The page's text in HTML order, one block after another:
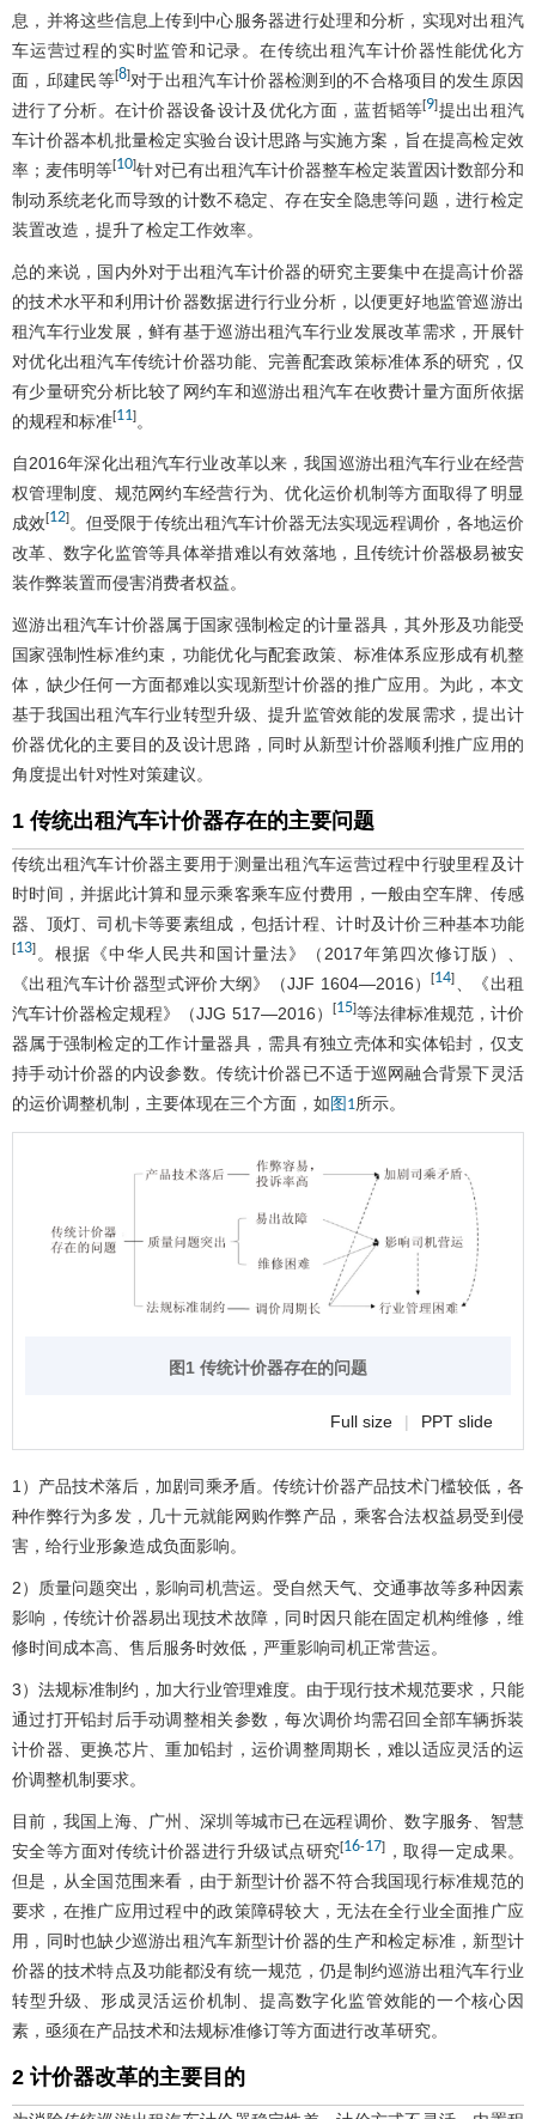
息，并将这些信息上传到中心服务器进行处理和分析，实现对出租汽
车运营过程的实时监管和记录。在传统出租汽车计价器性能优化方
面，邱建民等[8]对于出租汽车计价器检测到的不合格项目的发生原因
进行了分析。在计价器设备设计及优化方面，蓝哲韬等[9]提出出租汽
车计价器本机批量检定实验台设计思路与实施方案，旨在提高检定效
率；麦伟明等[10]针对已有出租汽车计价器整车检定装置因计数部分和
制动系统老化而导致的计数不稳定、存在安全隐患等问题，进行检定
装置改造，提升了检定工作效率。
总的来说，国内外对于出租汽车计价器的研究主要集中在提高计价器
的技术水平和利用计价器数据进行行业分析，以便更好地监管巡游出
租汽车行业发展，鲜有基于巡游出租汽车行业发展改革需求，开展针
对优化出租汽车传统计价器功能、完善配套政策标准体系的研究，仅
有少量研究分析比较了网约车和巡游出租汽车在收费计量方面所依据
的规程和标准[11] 。
自2016年深化出租汽车行业改革以来，我国巡游出租汽车行业在经营
权管理制度、规范网约车经营行为、优化运价机制等方面取得了明显
成效[12] 。但受限于传统出租汽车计价器无法实现远程调价，各地运价
改革、数字化监管等具体举措难以有效落地，且传统计价器极易被安
装作弊装置而侵害消费者权益。
巡游出租汽车计价器属于国家强制检定的计量器具，其外形及功能受
国家强制性标准约束，功能优化与配套政策、标准体系应形成有机整
体，缺少任何一方面都难以实现新型计价器的推广应用。为此，本文
基于我国出租汽车行业转型升级、提升监管效能的发展需求，提出计
价器优化的主要目的及设计思路，同时从新型计价器顺利推广应用的
角度提出针对性对策建议。
1 传统出租汽车计价器存在的主要问题
传统出租汽车计价器主要用于测量出租汽车运营过程中行驶里程及计
时时间，并据此计算和显示乘客乘车应付费用，一般由空车牌、传感
器、顶灯、司机卡等要素组成，包括计程、计时及计价三种基本功能
[13] 。根据《中华人民共和国计量法》（2017年第四次修订版）、
《出租汽车计价器型式评价大纲》（JJF 1604—2016）[14]
、《出租
汽车计价器检定规程》（JJG 517—2016）
[15]等法律标准规范，计价
器属于强制检定的工作计量器具，需具有独立壳体和实体铅封，仅支
持手动计价器的内设参数。传统计价器已不适于巡网融合背景下灵活
的运价调整机制，主要体现在三个方面，如 图1所示。
图1 传统计价器存在的问题
Full size | PPT slide
1）产品技术落后，加剧司乘矛盾。传统计价器产品技术门槛较低，各
种作弊行为多发，几十元就能网购作弊产品，乘客合法权益易受到侵
害，给行业形象造成负面影响。
2）质量问题突出，影响司机营运。受自然天气、交通事故等多种因素
影响，传统计价器易出现技术故障，同时因只能在固定机构维修，维
修时间成本高、售后服务时效低，严重影响司机正常营运。
3）法规标准制约，加大行业管理难度。由于现行技术规范要求，只能
通过打开铅封后手动调整相关参数，每次调价均需召回全部车辆拆装
计价器、更换芯片、重加铅封，运价调整周期长，难以适应灵活的运
价调整机制要求。
目前，我国上海、广州、深圳等城市已在远程调价、数字服务、智慧
安全等方面对传统计价器进行升级试点研究[16-17] ，取得一定成果。
但是，从全国范围来看，由于新型计价器不符合我国现行标准规范的
要求，在推广应用过程中的政策障碍较大，无法在全行业全面推广应
用，同时也缺少巡游出租汽车新型计价器的生产和检定标准，新型计
价器的技术特点及功能都没有统一规范，仍是制约巡游出租汽车行业
转型升级、形成灵活运价机制、提高数字化监管效能的一个核心因
素，亟须在产品技术和法规标准修订等方面进行改革研究。
2 计价器改革的主要目的